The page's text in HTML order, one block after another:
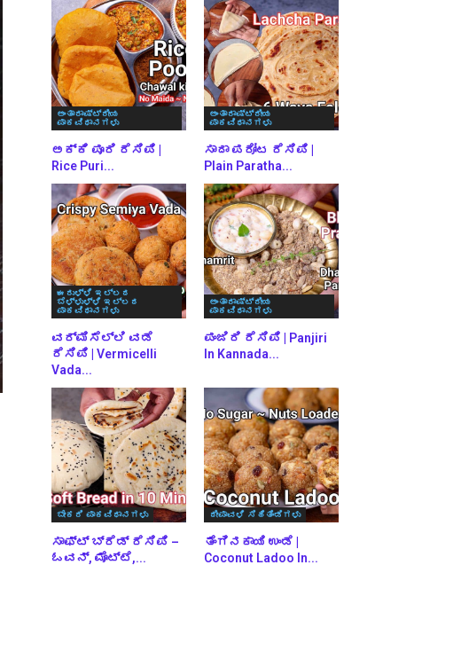
ಅಂತಾರಾಷ್ಟ್ರೀಯ
ಪಾಕವಿಧಾನಗಳು
ಅಕ್ಕಿ ಪೂರಿ ರೆಸಿಪಿ |
Rice Puri...
ಅಂತಾರಾಷ್ಟ್ರೀಯ
ಪಾಕವಿಧಾನಗಳು
ಸಾದಾ ಪರೋಟ ರೆಸಿಪಿ |
Plain Paratha...
ಈರುಳ್ಳಿ ಇಲ್ಲದ
ಬೆಳ್ಳುಳ್ಳಿ ಇಲ್ಲದ
ಪಾಕವಿಧಾನಗಳು
ವರ್ಮಿಸೆಲ್ಲಿ ವಡೆ
ರೆಸಿಪಿ | Vermicelli
Vada...
ಅಂತಾರಾಷ್ಟ್ರೀಯ
ಪಾಕವಿಧಾನಗಳು
ಪಂಜಿರಿ ರೆಸಿಪಿ | Panjiri
In Kannada...
ಬೇಕರಿ ಪಾಕವಿಧಾನಗಳು
ಸಾಫ್ಟ್ ಬ್ರೆಡ್ ರೆಸಿಪಿ –
ಓವನ್, ಮೊಟ್ಟೆ,...
ದೀಪಾವಳಿ ಸಿಹಿತಿಂಡಿಗಳು
ತೆಂಗಿನಕಾಯಿ ಉಂಡೆ |
Coconut Ladoo In...